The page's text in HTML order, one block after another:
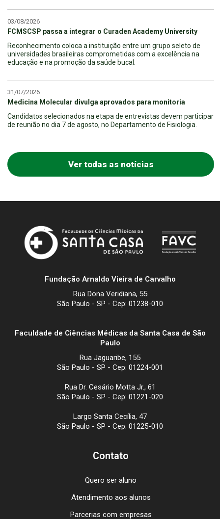
03/08/2026
FCMSCSP passa a integrar o Curaden Academy University
Reconhecimento coloca a instituição entre um grupo seleto de
universidades brasileiras comprometidas com a excelência na
educação e na promoção da saúde bucal.
31/07/2026
Medicina Molecular divulga aprovados para monitoria
Candidatos selecionados na etapa de entrevistas devem participar
de reunião no dia 7 de agosto, no Departamento de Fisiologia.
Ver todas as notícias
Fundação Arnaldo Vieira de Carvalho
Rua Dona Veridiana, 55
São Paulo - SP - Cep: 01238-010
Faculdade de Ciências Médicas da Santa Casa de São
Paulo
Rua Jaguaribe, 155
São Paulo - SP - Cep: 01224-001
Rua Dr. Cesário Motta Jr., 61
São Paulo - SP - Cep: 01221-020
Largo Santa Cecília, 47
São Paulo - SP - Cep: 01225-010
Contato
Quero ser aluno
Atendimento aos alunos
Parcerias com empresas